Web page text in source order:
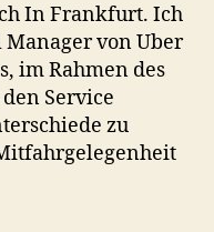
In Frankfurt. Ich
von Uber
im Rahmen des
Service
zu